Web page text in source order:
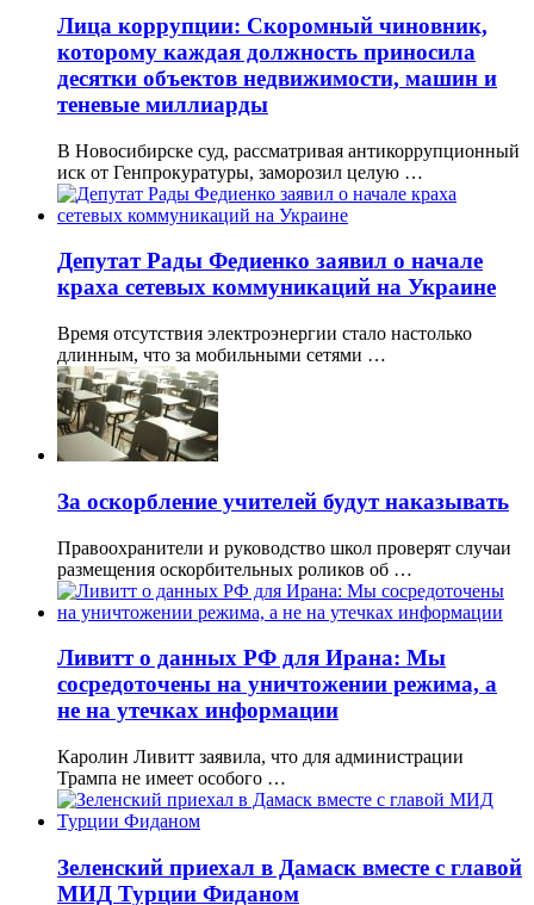
Лица коррупции: Скоромный чиновник,
которому каждая должность приносила
десятки объектов недвижимости, машин и
теневые миллиарды
В Новосибирске суд, рассматривая антикоррупционный
иск от Генпрокуратуры, заморозил целую …
Депутат Рады Федиенко заявил о начале
краха сетевых коммуникаций на Украине
Время отсутствия электроэнергии стало настолько
длинным, что за мобильными сетями …
За оскорбление учителей будут наказывать
Правоохранители и руководство школ проверят случаи
размещения оскорбительных роликов об …
Ливитт о данных РФ для Ирана: Мы
сосредоточены на уничтожении режима, а
не на утечках информации
Каролин Ливитт заявила, что для администрации
Трампа не имеет особого …
Зеленский приехал в Дамаск вместе с главой
МИД Турции Фиданом